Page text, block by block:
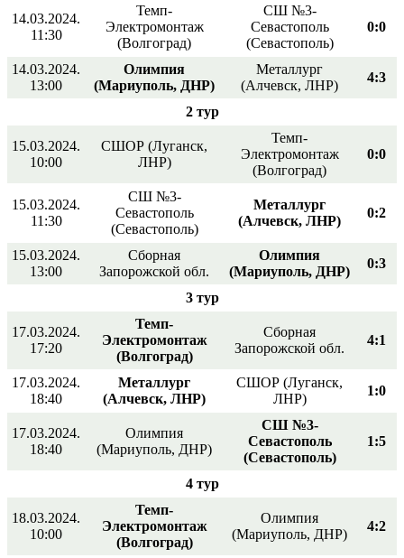
14.03.2024.
11:30
Темп-
Электромонтаж
(Волгоград)
СШ №3-
Севастополь
(Севастополь)
0:0
14.03.2024.
13:00
Олимпия
(Мариуполь, ДНР)
Металлург
(Алчевск, ЛНР)
4:3
2 тур
15.03.2024.
10:00
СШОР (Луганск,
ЛНР)
Темп-
Электромонтаж
(Волгоград)
0:0
15.03.2024.
11:30
СШ №3-
Севастополь
(Севастополь)
Металлург
(Алчевск, ЛНР)
0:2
15.03.2024.
13:00
Сборная
Запорожской обл.
Олимпия
(Мариуполь, ДНР)
0:3
3 тур
17.03.2024.
17:20
Темп-
Электромонтаж
(Волгоград)
Сборная
Запорожской обл.
4:1
17.03.2024.
18:40
Металлург
(Алчевск, ЛНР)
СШОР (Луганск,
ЛНР)
1:0
17.03.2024.
18:40
Олимпия
(Мариуполь, ДНР)
СШ №3-
Севастополь
(Севастополь)
1:5
4 тур
18.03.2024.
10:00
Темп-
Электромонтаж
(Волгоград)
Олимпия
(Мариуполь, ДНР)
4:2